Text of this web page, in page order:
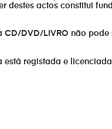
destes actos constitui
CD/DVD/LIVRO não
está registada e